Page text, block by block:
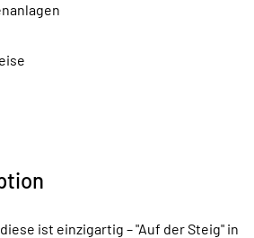
ist einzigartig – "Auf der Steig" in